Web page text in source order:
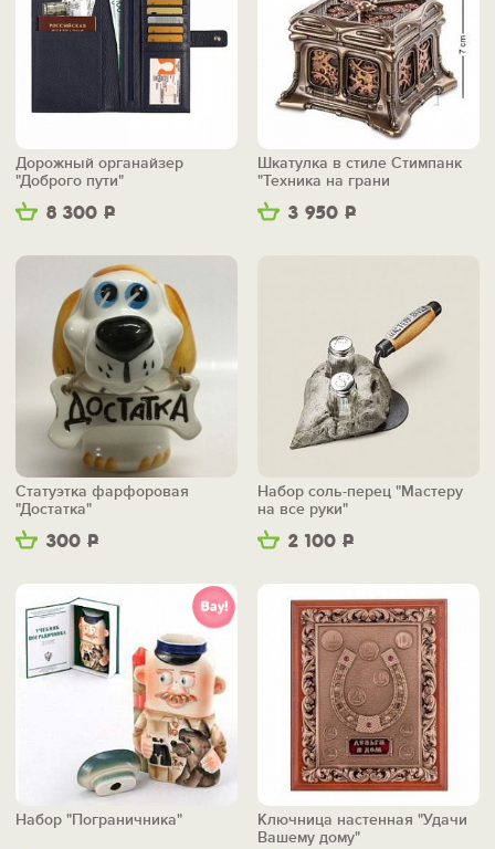
8 300 Р
Дорожный органайзер
"Доброго пути"
3 950 Р
Шкатулка в стиле Стимпанк
"Техника на грани
фантастики"
300 Р
Статуэтка фарфоровая
"Достатка"
2 100 Р
Набор соль-перец "Мастеру
на все руки"
Набор "Пограничника"
Ключница настенная "Удачи
Вашему дому"